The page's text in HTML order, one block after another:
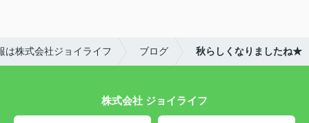
は株式会社ジョイライフ ブログ 秋らしくなりましたね★
株式会社 ジョイライフ